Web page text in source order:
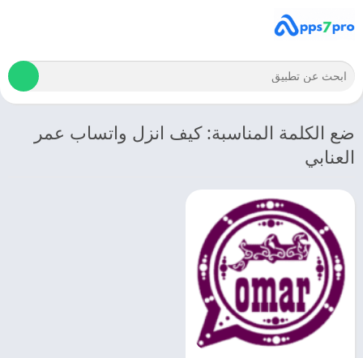
ضع الكلمة المناسبة: كيف انزل واتساب عمر
العنابي